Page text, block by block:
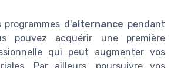
programmes d'alternance pendant
pouvez acquérir une première
qui peut augmenter vos